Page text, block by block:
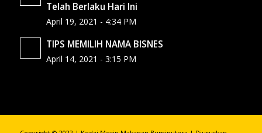
Telah Berlaku Hari Ini
April 19, 2021 - 4:34 PM
TIPS MEMILIH NAMA BISNES
April 14, 2021 - 3:15 PM